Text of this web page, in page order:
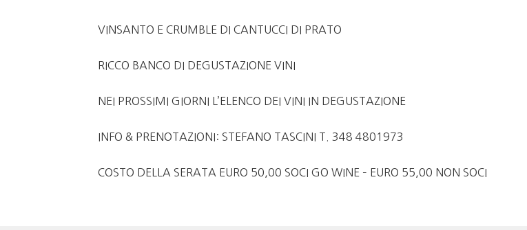
VINSANTO E CRUMBLE DI CANTUCCI DI PRATO
RICCO BANCO DI DEGUSTAZIONE VINI
NEI PROSSIMI GIORNI L’ELENCO DEI VINI IN DEGUSTAZIONE
INFO & PRENOTAZIONI: STEFANO TASCINI T. 348 4801973
COSTO DELLA SERATA EURO 50,00 SOCI GO WINE – EURO 55,00 NON SOCI